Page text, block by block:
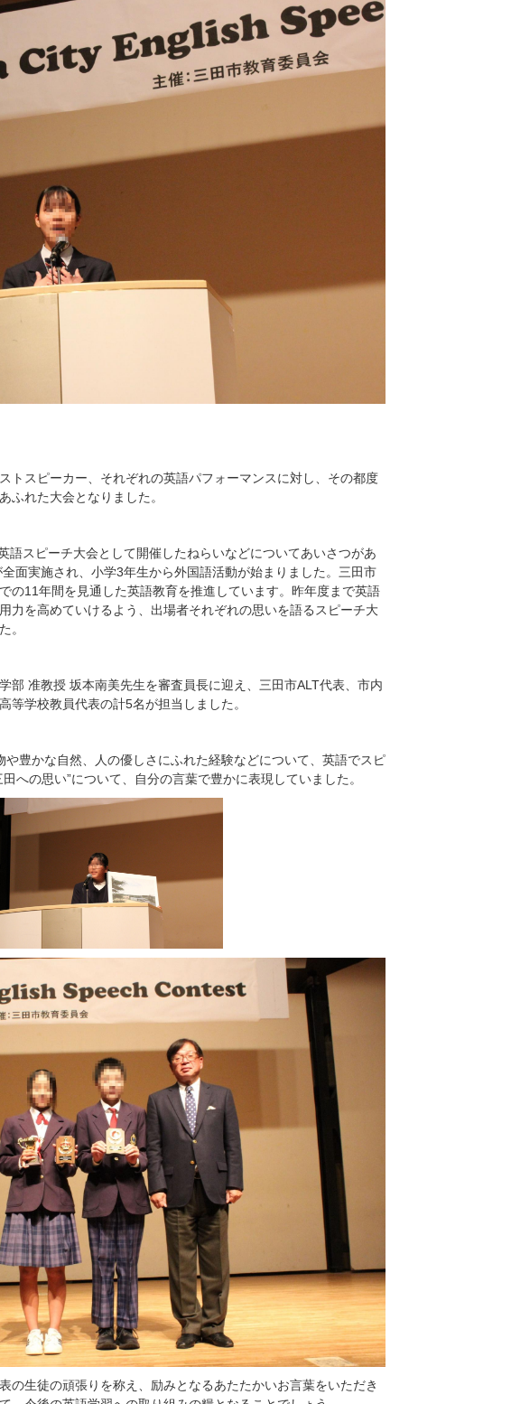
トスピーカー、それぞれの英語パフォーマンスに対し、その都度
ふれた大会となりました。
語スピーチ大会として開催したねらいなどについてあいさつがあ
面実施され、小学3年生から外国語活動が始まりました。三田市
の11年間を見通した英語教育を推進しています。昨年度まで英語
力を高めていけるよう、出場者それぞれの思いを語るスピーチ大
。
部 准教授 坂本南美先生を審査員長に迎え、三田市ALT代表、市内
等学校教員代表の計5名が担当しました。
豊かな自然、人の優しさにふれた経験などについて、英語でスピ
への思い”について、自分の言葉で豊かに表現していました。
の生徒の頑張りを称え、励みとなるあたたかいお言葉をいただき